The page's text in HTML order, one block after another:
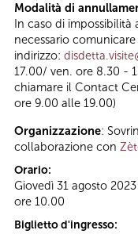
Modalità di
In caso di impossibilità
necessario
indirizzo:
17.00/ ven. ore 8.30 -
chiamare il Contact
ore 9.00 alle 19.00)
Organizzazione:
collaborazione con
Orario:
Giovedì 31 agosto 2023
ore 10.00
Biglietto d'ingresso: